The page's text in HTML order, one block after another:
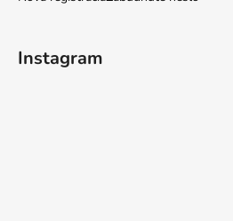
Instagram